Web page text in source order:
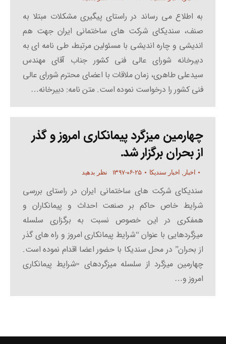
به اطلاع می رساند در راستای پیگیری مشکلات مبتلا به
صنف، سندیکای شرکت های ساختمانی ایران جهت هم
اندیشی و چاره اندیشی با مسئولین مرتبط، طی نامه ای به
دبیرخانه شورای عالی فنی کشور جناب آقای مهندس
سیدعلی طاهری، زمان ملاقات با اعضای محترم شورای عالی
فنی کشور را درخواست نموده است. متن نامه: دبیرخانه…
چهارمین میزگرد پیمانکاری امروز و گذر
از بحران برگزار شد.
اخبار , اخبار سندیکا ۱۳۹۷-۰۶-۲۵ نظر بدهید
سندیکای شرکت های ساختمانی ایران در راستای بررسی
شرایط خاص حاکم بر صنعت احداث و پیمانکاران و
همفکری در این خصوص نسبت به برگزاری سلسله
میزگردهایی با عنوان “شرایط پیمانکاری امروز و راه های گذر
از بحران” در محل سندیکا با حضور اعضا اقدام نموده است.
چهارمین میزگرد از سلسله میزگردهای «شرایط پیمانکاری
امروز و…